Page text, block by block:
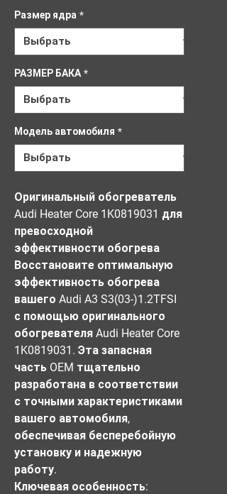
Размер ядра *
РАЗМЕР БАКА *
Модель автомобиля *
Оригинальный обогреватель
Audi Heater Core 1K0819031 для
превосходной
эффективности обогрева
Восстановите оптимальную
эффективность обогрева
вашего Audi A3 S3(03-)1.2TFSI
с помощью оригинального
обогревателя Audi Heater Core
1K0819031. Эта запасная
часть OEM тщательно
разработана в соответствии
с точными характеристиками
вашего автомобиля,
обеспечивая бесперебойную
установку и надежную
работу.
Ключевая особенность: